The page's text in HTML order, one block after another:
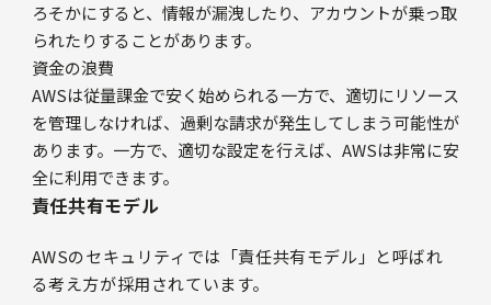
ろそかにすると、情報が漏洩したり、アカウントが乗っ取
られたりすることがあります。
資金の浪費
AWSは従量課金で安く始められる一方で、適切にリソース
を管理しなければ、過剰な請求が発生してしまう可能性が
あります。一方で、適切な設定を行えば、AWSは非常に安
全に利用できます。
責任共有モデル
AWSのセキュリティでは「責任共有モデル」と呼ばれ
る考え方が採用されています。